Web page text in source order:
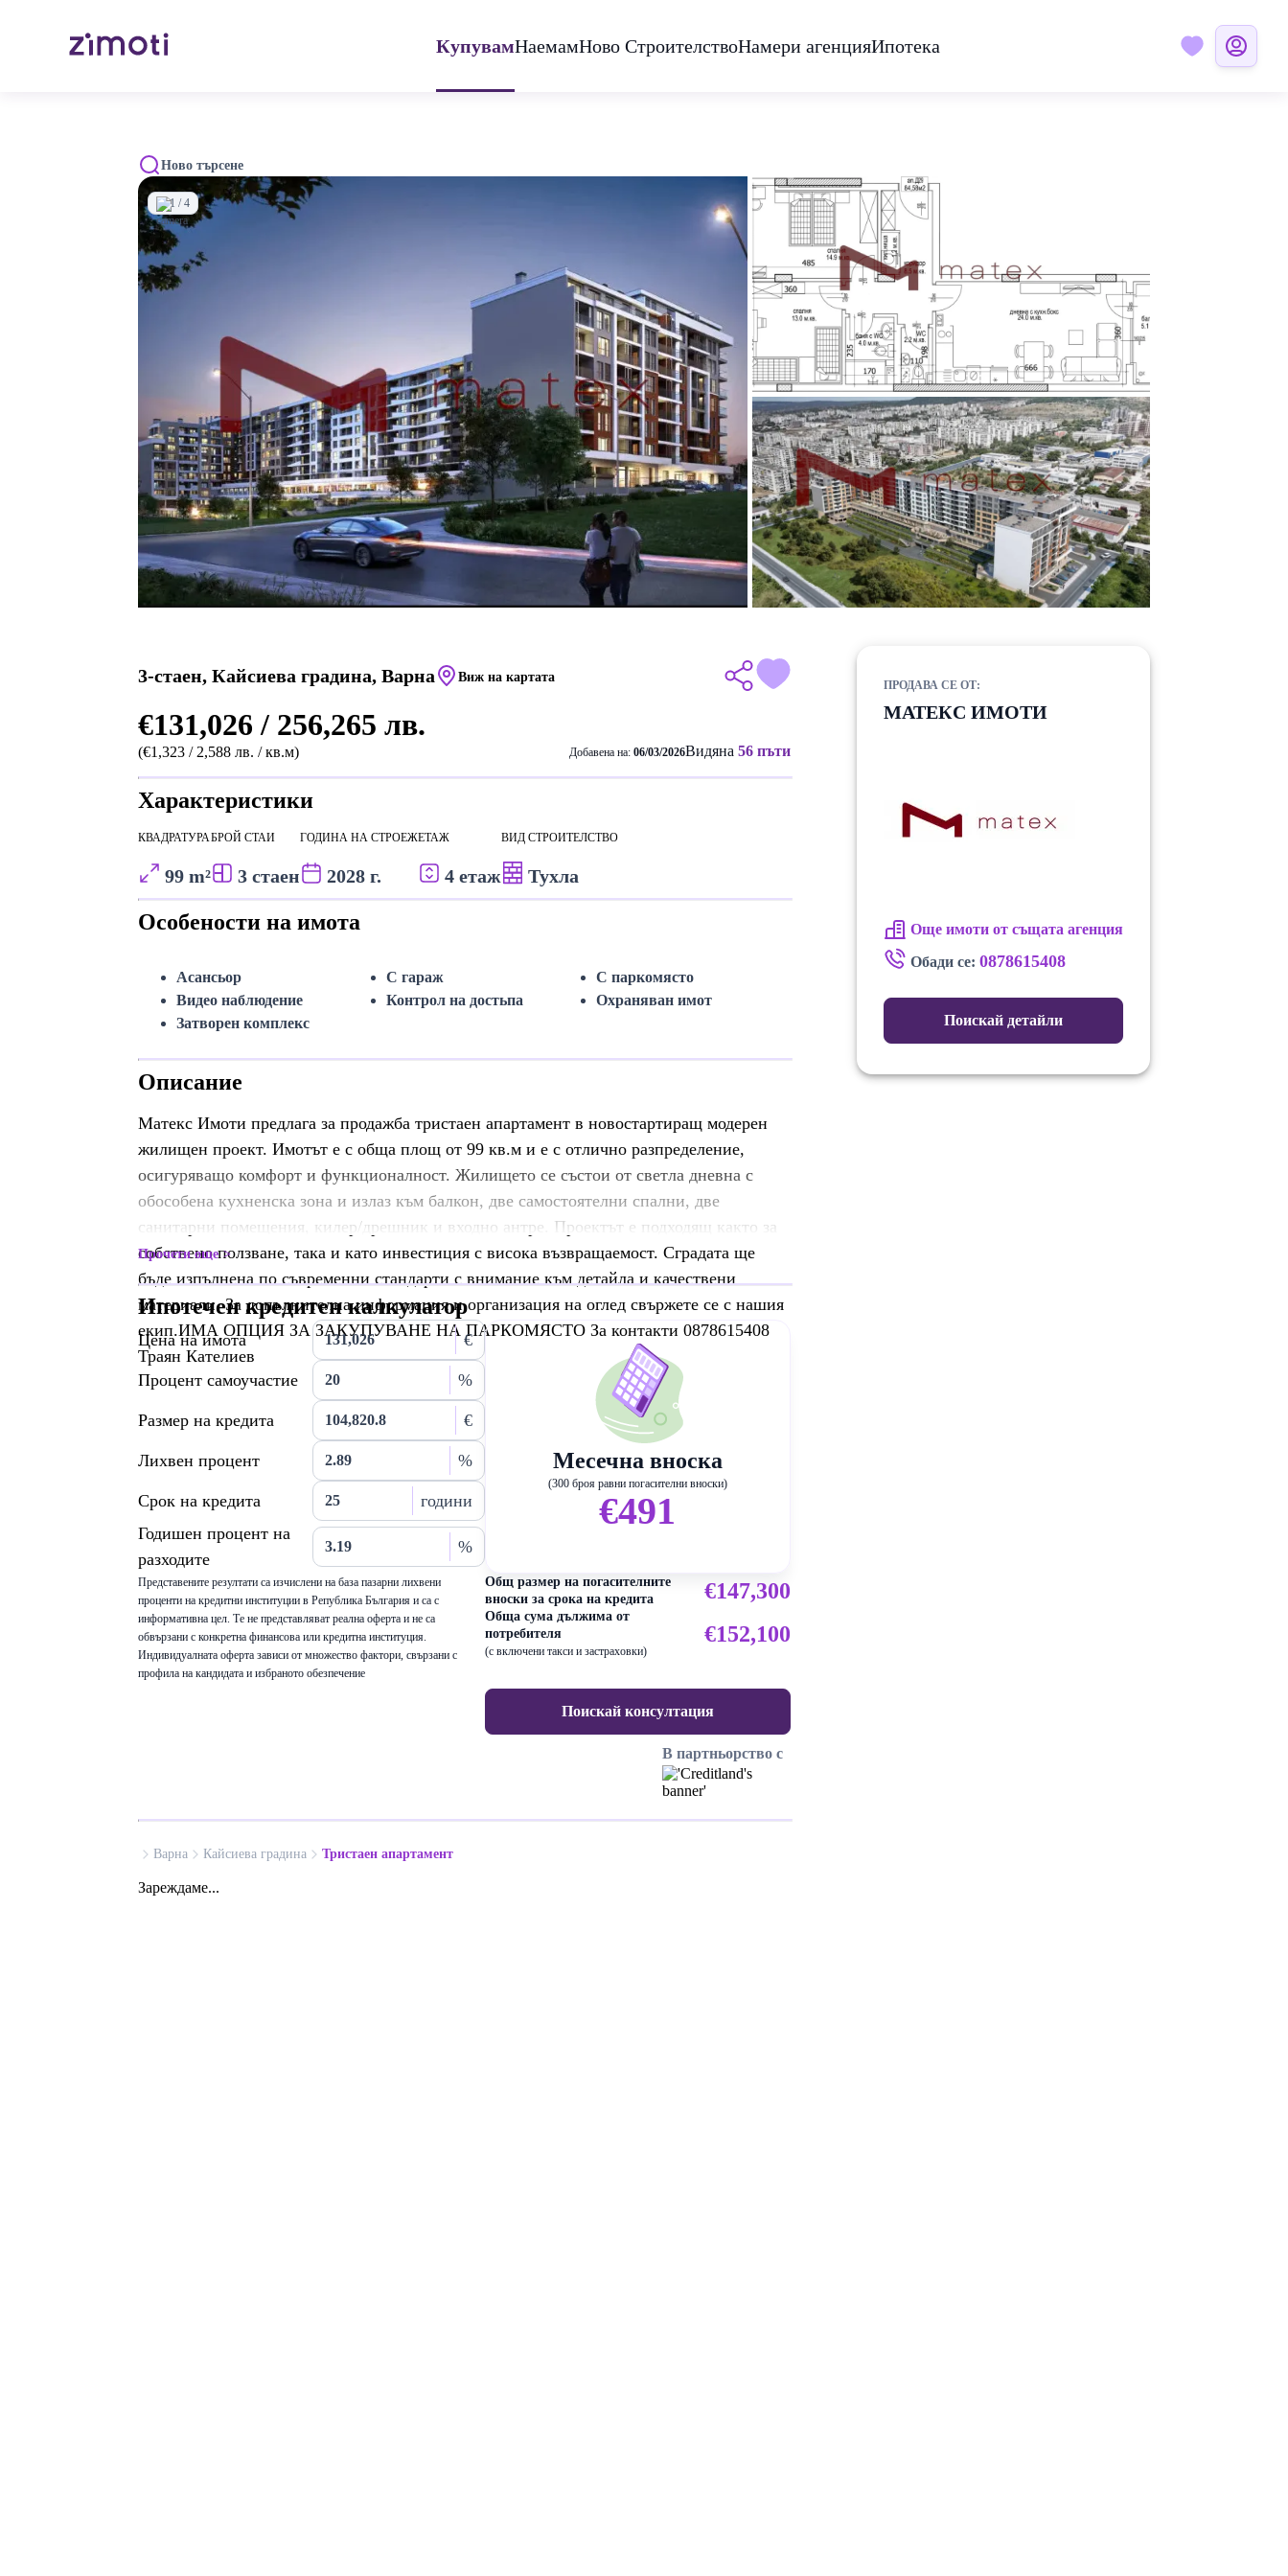
КупувамНаемамНово СтроителствоНамери агенцияИпотека
Ново търсене
1 / 4
3-стаен, Кайсиева градина, Варна Виж на картата
€131,026 / 256,265 лв.
(€1,323 / 2,588 лв. / кв.м) Добавена на: 06/03/2026Видяна 56 пъти
Характеристики
КВАДРАТУРА
99 m²
БРОЙ СТАИ
3 стаен
ГОДИНА НА СТРОЕЖ
2028 г.
ЕТАЖ
4 етаж
ВИД СТРОИТЕЛСТВО
Тухла
Особености на имота
Асансьор С гараж
С паркомясто
Видео наблюдение
Контрол на достьпа
Охраняван имот
Затворен комплекс
Описание
Матекс Имоти предлага за продажба тристаен апартамент в новостартиращ модерен
жилищен проект. Имотът е с обща площ от 99 кв.м и е с отлично разпределение,
осигуряващо комфорт и функционалност. Жилището се състои от светла дневна с
обособена кухненска зона и излаз към балкон, две самостоятелни спални, две
санитарни помещения, килер/дрешник и входно антре. Проектът е подходящ както за
собствено ползване, така и като инвестиция с висока възвращаемост. Сградата ще
бъде изпълнена по съвременни стандарти с внимание към детайла и качествени
материали. За допълнителна информация и организация на оглед свържете се с нашия
екип.ИМА ОПЦИЯ ЗА ЗАКУПУВАНЕ НА ПАРКОМЯСТО За контакти 0878615408
Траян Кателиев
Прочети още
Ипотечен кредитен калкулатор
Цена на имота €
Процент самоучастие %
Размер на кредита €
Лихвен процент %
Срок на кредита
години
Годишен процент на
разходите
%
Представените резултати са изчислени на база пазарни лихвени
проценти на кредитни институции в Република България и са с
информативна цел. Те не представляват реална оферта и не са
обвързани с конкретна финансова или кредитна институция.
Индивидуалната оферта зависи от множество фактори, свързани с
профила на кандидата и избраното обезпечение
Месечна вноска
(300 броя равни погасителни вноски)
€491
Общ размер на погасителните
вноски за срока на кредита
€147,300
Обща сума дължима от
потребителя
(с включени такси и застраховки)
€152,100
Поискай консултация
В партньорство с
ПРОДАВА СЕ ОТ:
МАТЕКС ИМОТИ
Още имоти от същата агенция
Обади се: 0878615408
Поискай детайли
Варна Кайсиева градина Тристаен апартамент
Зареждаме...